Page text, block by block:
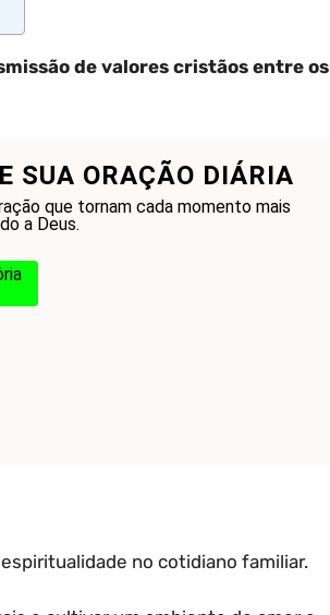
de valores cristãos entre os
SUA ORAÇÃO DIÁRIA
que tornam cada momento mais
a Deus.
no cotidiano familiar.